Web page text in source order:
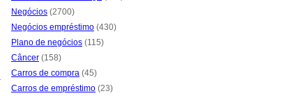
Negócios (2700)
Negócios empréstimo (430)
Plano de negócios (115)
Câncer (158)
Carros de compra (45)
Carros de empréstimo (23)